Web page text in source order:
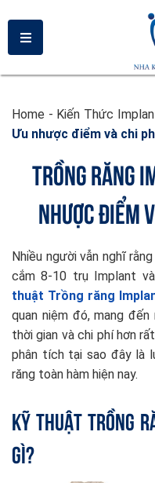
Home - Kiến Thức
Ưu nhược điểm và chi
TRỒNG RĂNG
NHƯỢC ĐIỂM
Nhiều người vẫn nghĩ
cắm 8-10 trụ Implant
thuật Trồng răng
quan niệm đó, mang
thời gian và chi phí hơn
phân tích tại sao đây là
răng toàn hàm hiện nay.
Kỹ thuật trồng
gì?